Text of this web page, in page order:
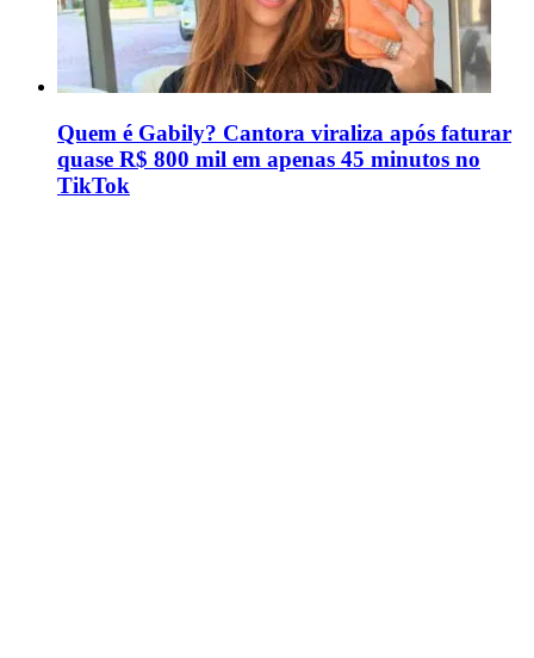
Quem é Gabily? Cantora viraliza após faturar
quase R$ 800 mil em apenas 45 minutos no
TikTok